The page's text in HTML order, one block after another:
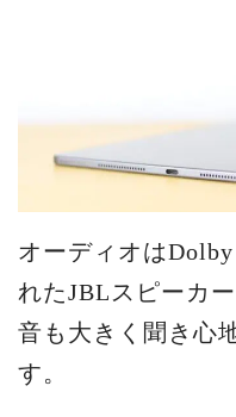
オーディオは
れたJBLスピーカ
音も大きく聞き心
す。